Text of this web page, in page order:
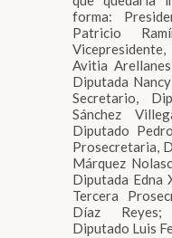
forma:
Patricio
Avitia
Diputada
Secretario,
Sánchez
Diputado
Prosecretaria,
Márquez
Diputada Edna
Tercera
Díaz Reyes;
Diputado Luis